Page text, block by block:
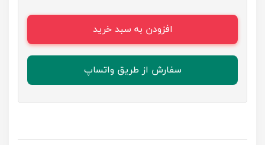
افزودن به سبد خرید
سفارش از طریق واتساپ